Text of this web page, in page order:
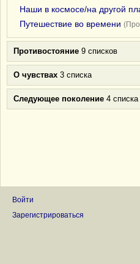
Наши в космосе/на другой
Путешествие во времени
Противостояние 9 списков
О чувствах 3 списка
Следующее поколение 4 списка
Войти
Зарегистрироваться